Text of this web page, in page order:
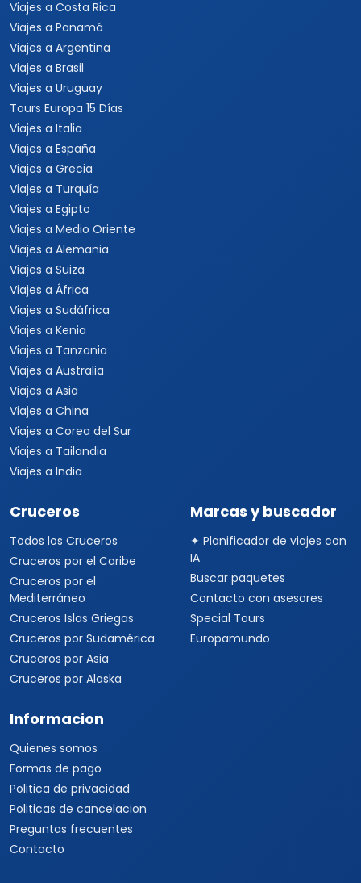
Viajes al Caribe
Viajes a Cuba
Viajes a Punta Cana
Viajes a Jamaica
Viajes a Rep. Dominicana
Viajes a Centroamérica
Viajes a Costa Rica
Viajes a Panamá
Viajes a Argentina
Viajes a Brasil
Viajes a Uruguay
Tours Europa 15 Días
Viajes a Italia
Viajes a España
Viajes a Grecia
Viajes a Turquía
Viajes a Egipto
Viajes a Medio Oriente
Viajes a Alemania
Viajes a Suiza
Viajes a África
Viajes a Sudáfrica
Viajes a Kenia
Viajes a Tanzania
Viajes a Asia
Viajes a China
Viajes a Corea del Sur
Viajes a Tailandia
Viajes a India
Cruceros
Todos los Cruceros
Cruceros por el Caribe
Mediterráneo
Cruceros Islas Griegas
Cruceros por Sudamérica
Cruceros por Asia
Cruceros por Alaska
Marcas y buscador
Informacion